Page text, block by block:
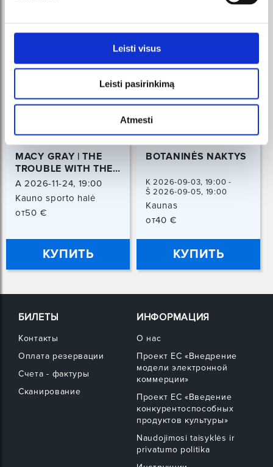
Leisti visus
Leisti pasirinkimą
Atmesti
MACY GRAY | THE
TROUBLE WITH THE
TRUTH TOUR
A 2026-11-24, 19:00
Kauno sporto halė
Kaunas
от50 €
КУПИТЬ
BOTANINĖS NAKTYS
K 2026-09-03, 19:00 -
Š 2026-09-05, 19:00
Kaunas
от40 €
КУПИТЬ
БИЛЕТЫ
Контакты
Оплата резервации
Счета - фактуры
Сканирование
ИНФОРМАЦИЯ
О нас
Проект ЕС «Внедрение
модели электронной
коммерции»
Проект ЕС «Введение
конкурентоспособных
продуктов культуры»
Naudojimosi taisyklės ir
privatumo politika